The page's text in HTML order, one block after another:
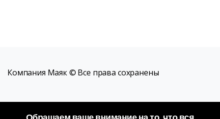
Компания Маяк © Все права сохранены